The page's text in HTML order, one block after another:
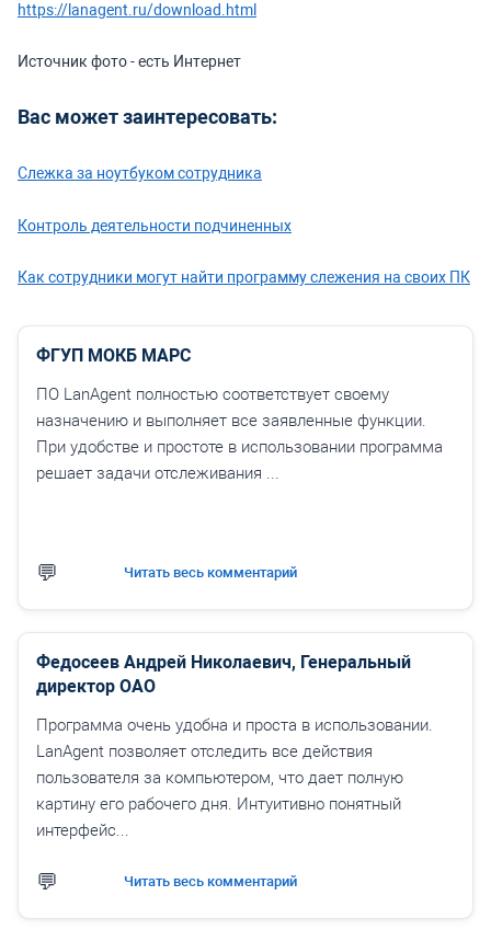
https://lanagent.ru/download.html
Источник фото - есть Интернет
Вас может заинтересовать:
Слежка за ноутбуком сотрудника
Контроль деятельности подчиненных
Как сотрудники могут найти программу слежения на своих ПК
ФГУП МОКБ МАРС
ПО LanAgent полностью соответствует своему
назначению и выполняет все заявленные функции.
При удобстве и простоте в использовании программа
решает задачи отслеживания ...
Читать весь комментарий
Федосеев Андрей Николаевич, Генеральный
директор ОАО
Программа очень удобна и проста в использовании.
LanAgent позволяет отследить все действия
пользователя за компьютером, что дает полную
картину его рабочего дня. Интуитивно понятный
интерфейс...
Читать весь комментарий